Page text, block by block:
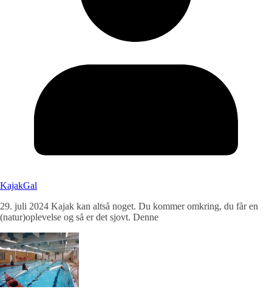
KajakGal
29. juli 2024 Kajak kan altså noget. Du kommer omkring, du får en
(natur)oplevelse og så er det sjovt. Denne